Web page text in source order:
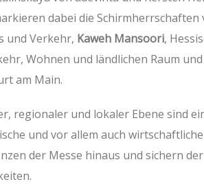
dabei die Schirmherrschaften
und Verkehr, Kaweh Mansoori,
Wohnen und ländlichen Raum und
am Main.
regionaler und lokaler Ebene sind
und vor allem auch wirtschaftliche
der Messe hinaus und sichern